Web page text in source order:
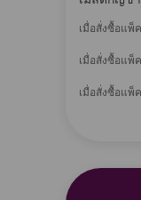
เมื่อสั่งซื้อแพ็
เมื่อสั่งซื้อแพ็
เมื่อสั่งซื้อแพ็